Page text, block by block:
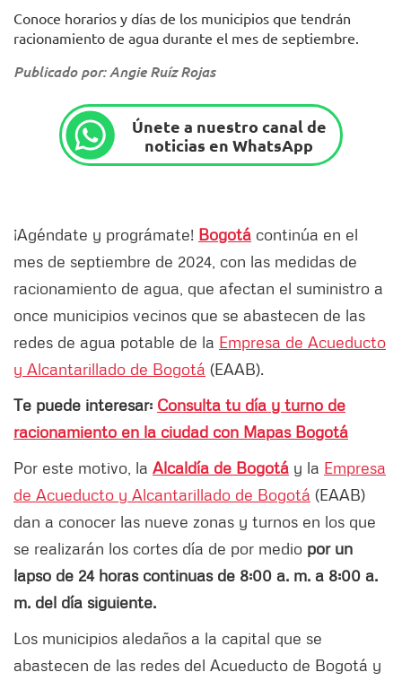
Conoce horarios y días de los municipios que tendrán
racionamiento de agua durante el mes de septiembre.
Publicado por: Angie Ruíz Rojas
Únete a nuestro canal de
noticias en WhatsApp
¡Agéndate y prográmate! Bogotá continúa en el
mes de septiembre de 2024, con las medidas de
racionamiento de agua, que afectan el suministro a
once municipios vecinos que se abastecen de las
redes de agua potable de la Empresa de Acueducto
y Alcantarillado de Bogotá (EAAB).
Te puede interesar: Consulta tu día y turno de
racionamiento en la ciudad con Mapas Bogotá
Por este motivo, la Alcaldía de Bogotá y la Empresa
de Acueducto y Alcantarillado de Bogotá (EAAB)
dan a conocer las nueve zonas y turnos en los que
se realizarán los cortes día de por medio por un
lapso de 24 horas continuas de 8:00 a. m. a 8:00 a.
m. del día siguiente.
Los municipios aledaños a la capital que se
abastecen de las redes del Acueducto de Bogotá y